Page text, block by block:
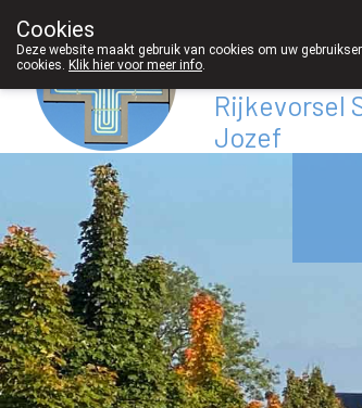
Apotheek
Rijkevorsel
Jozef
Cookies
Deze website maakt gebruik van cookies om uw
cookies. Klik hier voor meer info.